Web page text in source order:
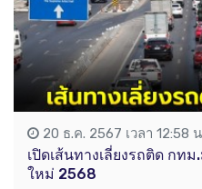
20 ธ.ค. 2567 เวลา 12:58
เปิดเส้นทางเลี่ยงรถติด กท
ใหม่ 2568